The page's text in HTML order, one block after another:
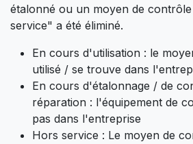
étalonné ou un moyen de
service" a été éliminé.
En cours d'utilisation : le
utilisé / se trouve dans
En cours d'étalonnage / de
réparation : l'équipement de
pas dans l'entreprise
Hors service : Le moyen de